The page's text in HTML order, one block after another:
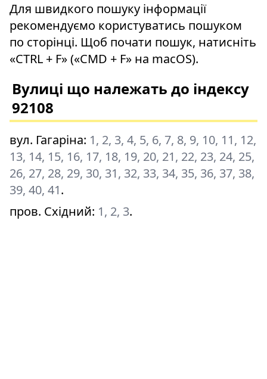
Для швидкого пошуку інформації
рекомендуємо користуватись пошуком
по сторінці. Щоб почати пошук, натисніть
«CTRL + F» («CMD + F» на macOS).
Вулиці що належать до індексу
92108
вул. Гагаріна: 1, 2, 3, 4, 5, 6, 7, 8, 9, 10, 11, 12,
13, 14, 15, 16, 17, 18, 19, 20, 21, 22, 23, 24, 25,
26, 27, 28, 29, 30, 31, 32, 33, 34, 35, 36, 37, 38,
39, 40, 41.
пров. Східний: 1, 2, 3.